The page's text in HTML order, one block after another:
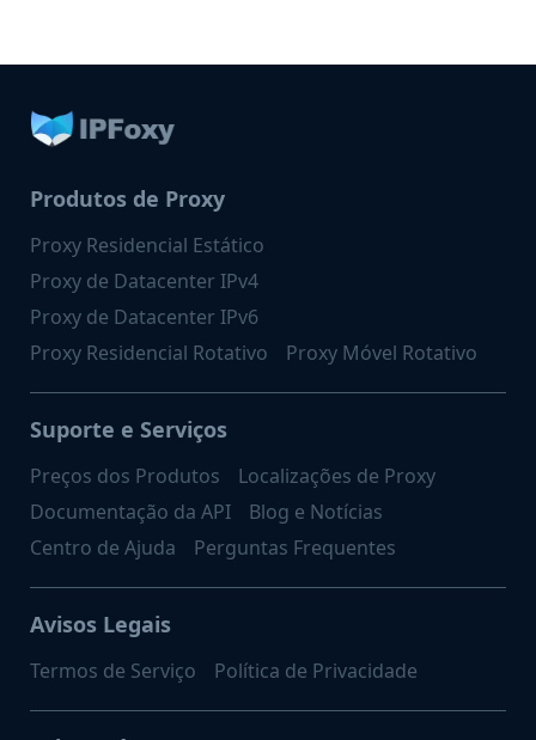
Produtos de Proxy
Proxy Residencial Estático
Proxy de Datacenter IPv4
Proxy de Datacenter IPv6
Proxy Residencial Rotativo
Proxy Móvel Rotativo
Suporte e Serviços
Preços dos Produtos
Localizações de Proxy
Documentação da API
Blog e Notícias
Centro de Ajuda
Perguntas Frequentes
Avisos Legais
Termos de Serviço Política de Privacidade